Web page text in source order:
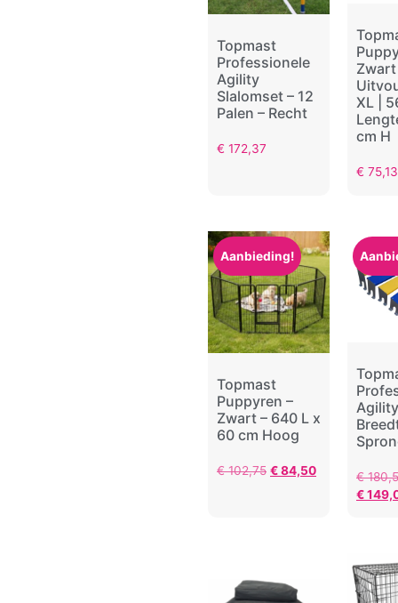
Topmast
Professionele
Agility
Slalomset – 12
Palen – Recht
€ 172,37
Zwart
XL |
cm H
€ 75,13
Aanbieding!
Topmast
Puppyren –
Zwart – 640 L x
60 cm Hoog
€102,75 €84,50
Agility
€
€